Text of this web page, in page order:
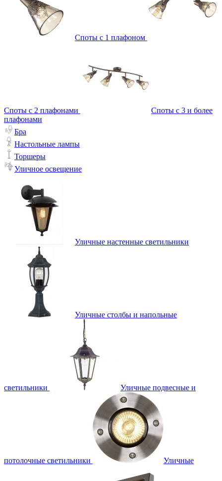
Споты с 1 плафоном
Споты с 2 плафонами
Споты с 3 и более
плафонами
Бра
Настольные лампы
Торшеры
Уличное освещение
Уличные настенные светильники
Уличные столбы и напольные
светильники Уличные подвесные и
потолочные светильники Уличные